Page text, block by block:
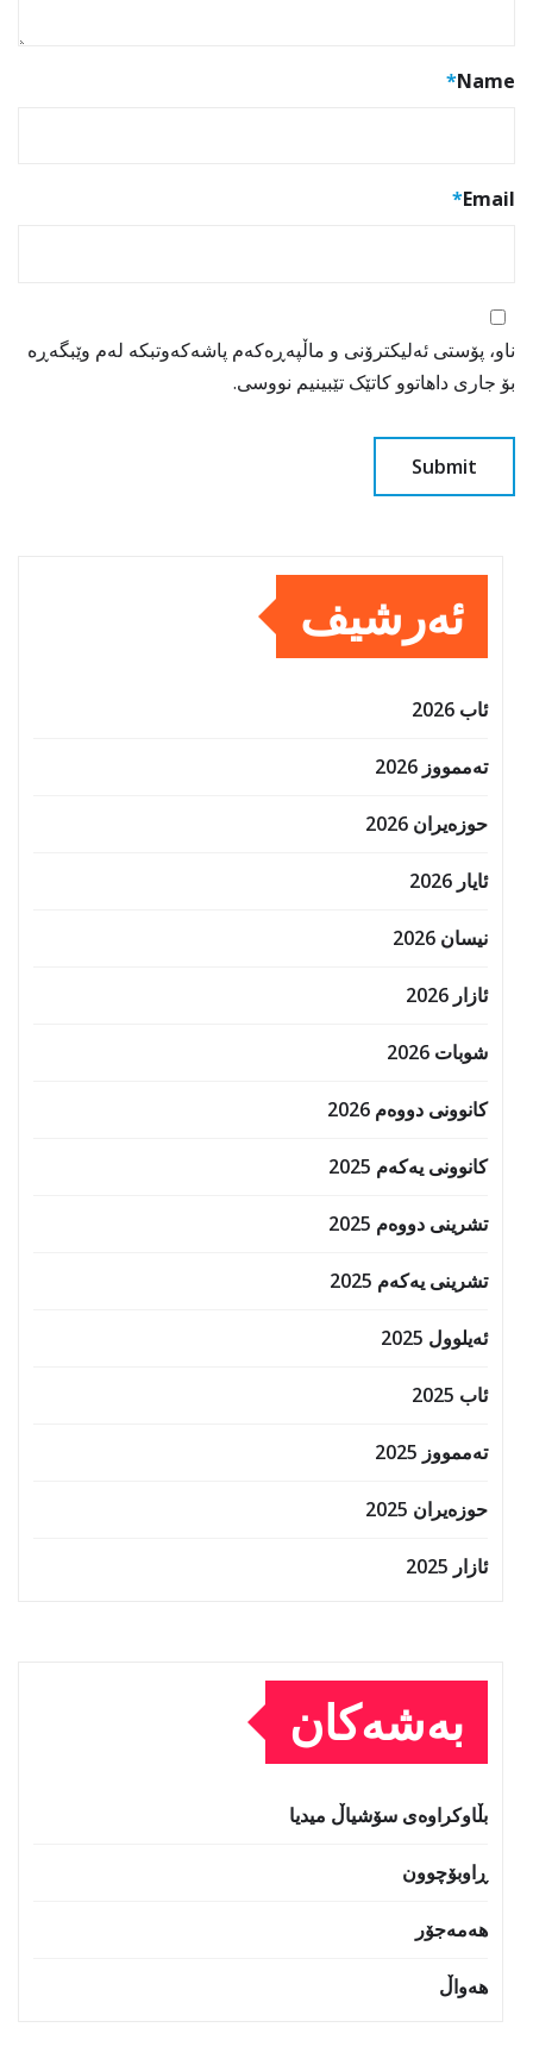
Name
*
Email
*
ناو، پۆستی ئەلیکترۆنی و ماڵپەڕەکەم پاشەکەوتبکە لەم وێبگەڕە
بۆ جاری داهاتوو کاتێک تێبینیم نووسی.
ئەرشیف
ئاب 2026
تەممووز 2026
حوزه‌یران 2026
ئایار 2026
نیسان 2026
ئازار 2026
شوبات 2026
کانوونی دووەم 2026
کانوونی یەکەم 2025
تشرینی دووەم 2025
تشرینی یەکەم 2025
ئەیلوول 2025
ئاب 2025
تەممووز 2025
حوزه‌یران 2025
ئازار 2025
بەشەکان
بڵاوکراوەی سۆشیاڵ میدیا
ڕاوبۆچوون
هەمەجۆر
هەواڵ